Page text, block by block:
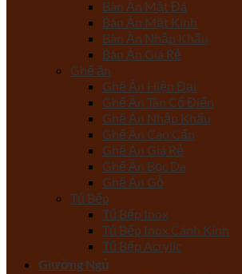
Bàn Ăn Mặt Đá
Bàn Ăn Mặt Kính
Bàn Ăn Nhập Khẩu
Bàn Ăn Giá Rẻ
Ghế ăn
Ghế Ăn Hiện Đại
Ghế Ăn Tân Cổ Điển
Ghế Ăn Nhập Khẩu
Ghế Ăn Cao Cấp
Ghế Ăn Giá Rẻ
Ghế Ăn Bọc Da
Ghế Ăn Gỗ
Tủ Bếp
Tủ Bếp Inox
Tủ Bếp Inox Cánh Kính
Tủ Bếp Acrylic
Giường Ngủ